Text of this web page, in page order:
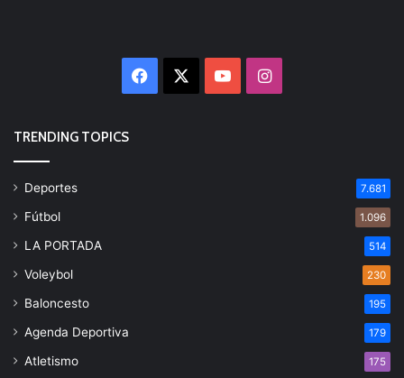
Facebook YouTubeInstagram
TRENDING TOPICS
Deportes 7.681
Fútbol 1.096
LA PORTADA 514
Voleybol 230
Baloncesto 195
Agenda Deportiva 179
Atletismo 175